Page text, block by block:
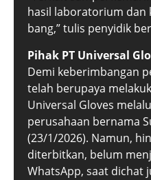
hasil laboratorium dan
bang,” tulis penyidik
Pihak PT Universal
Demi keberimbangan
telah berupaya
Universal Gloves
perusahaan bernama
(23/1/2026). Namun,
diterbitkan, belum
WhatsApp, saat dichat